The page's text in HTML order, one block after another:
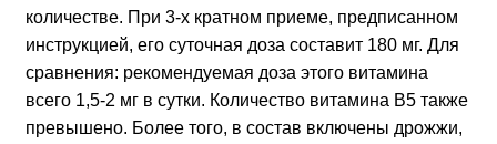
количестве. При 3-х кратном приеме, предписанном
инструкцией, его суточная доза составит 180 мг. Для
сравнения: рекомендуемая доза этого витамина
всего 1,5-2 мг в сутки. Количество витамина B5 также
превышено. Более того, в состав включены дрожжи,